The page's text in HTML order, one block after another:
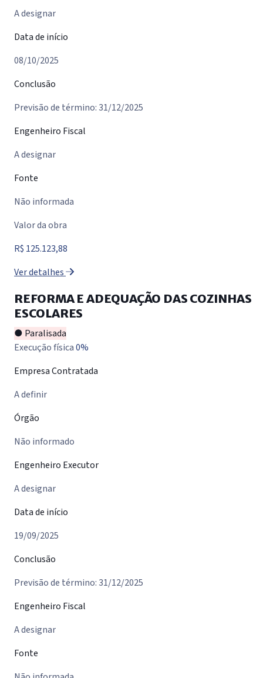
A designar
Data de início
08/10/2025
Conclusão
Previsão de término: 31/12/2025
Engenheiro Fiscal
A designar
Fonte
Não informada
Valor da obra
R$ 125.123,88
Ver detalhes
REFORMA E ADEQUAÇÃO DAS COZINHAS
ESCOLARES
● Paralisada
Execução física0%
Empresa Contratada
A definir
Órgão
Não informado
Engenheiro Executor
A designar
Data de início
19/09/2025
Conclusão
Previsão de término: 31/12/2025
Engenheiro Fiscal
A designar
Fonte